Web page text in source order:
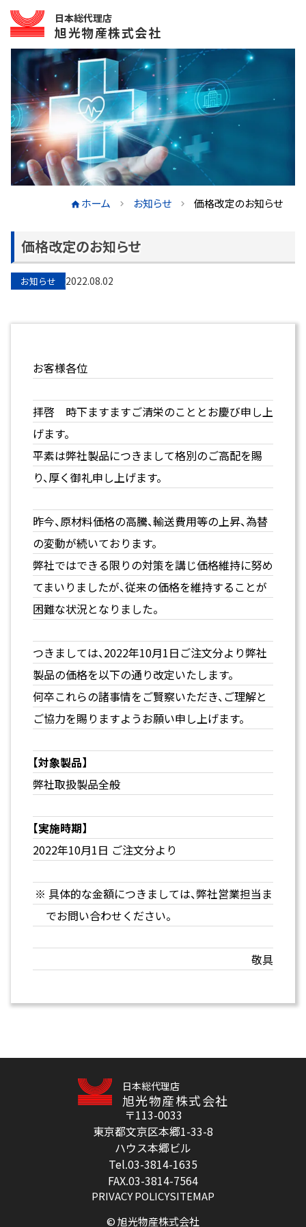
日本総代理店
旭光物産株式会社
ホーム お知らせ 価格改定のお知らせ
価格改定のお知らせ
お知らせ 2022.08.02
お客様各位
拝啓 時下ますますご清栄のこととお慶び申し上
げます。
平素は弊社製品につきまして格別のご高配を賜
り、厚く御礼申し上げます。
昨今、原材料価格の高騰、輸送費用等の上昇、為替
の変動が続いております。
弊社ではできる限りの対策を講じ価格維持に努め
てまいりましたが、従来の価格を維持することが
困難な状況となりました。
つきましては、2022年10月1日ご注文分より弊社
製品の価格を以下の通り改定いたします。
何卒これらの諸事情をご賢察いただき、ご理解と
ご協力を賜りますようお願い申し上げます。
【対象製品】
弊社取扱製品全般
【実施時期】
2022年10月1日 ご注文分より
具体的な金額につきましては、弊社営業担当ま
でお問い合わせください。
敬具
日本総代理店
旭光物産株式会社
〒113-0033
東京都文京区本郷1-33-8
ハウス本郷ビル
Tel.03-3814-1635
FAX.03-3814-7564
PRIVACY POLICYSITEMAP
© 旭光物産株式会社